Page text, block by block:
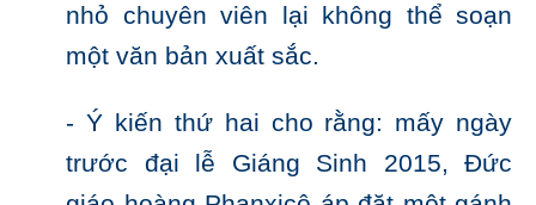
nhỏ chuyên viên lại không thể soạn
một văn bản xuất sắc.
- Ý kiến thứ hai cho rằng: mấy ngày
trước đại lễ Giáng Sinh 2015, Đức